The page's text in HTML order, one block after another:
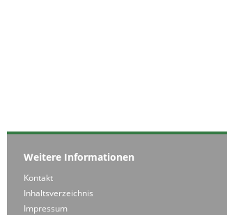
Weitere Informationen
Kontakt
Inhaltsverzeichnis
Impressum